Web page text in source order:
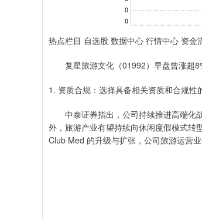
热点栏目 自选股 数据中心 行情中心 资金
复星旅游文化（01992）早盘曾涨超
1. 资质合规：选择具备相关资质和合规性
中泰证券指出，公司持续推进高端化
外，旅游产业有望持续向休闲度假模式转
Club Med 的升级与扩张，公司旅游运营业